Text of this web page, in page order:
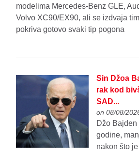
modelima Mercedes-Benz GLE,
Volvo XC90/EX90, ali se izdvaja
pokriva gotovo svaki tip pogona
Sin Džoa
rak kod
SAD...
on 08/08/
Džo
godine,
nakon što